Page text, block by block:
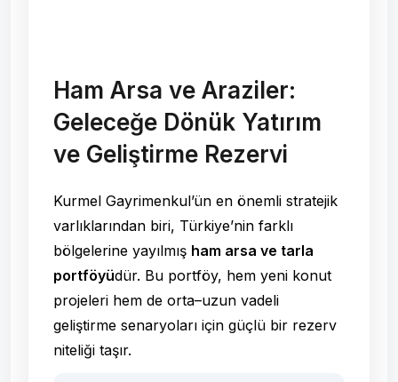
Ham Arsa ve Araziler:
Geleceğe Dönük Yatırım
ve Geliştirme Rezervi
Kurmel Gayrimenkul’ün en önemli stratejik
varlıklarından biri, Türkiye’nin farklı
bölgelerine yayılmış ham arsa ve tarla
portföyüdür. Bu portföy, hem yeni konut
projeleri hem de orta–uzun vadeli
geliştirme senaryoları için güçlü bir rezerv
niteliği taşır.